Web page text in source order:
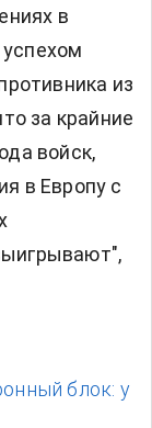
в
из
за крайние
войск,
в Европу с
блок: у